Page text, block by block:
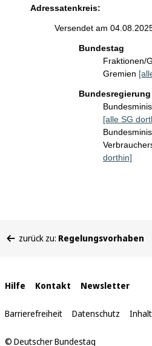
Adressatenkreis:
Versendet am
Bundestag
Fraktionen/
Gremien
Bundesregierung
[alle SG
dorthin]
befinden
zurück zu: Regelungsvorhaben
Interne
Links
Hilfe Kontakt Newsletter
Barrierefreiheit Datenschutz
© Deutscher Bundestag